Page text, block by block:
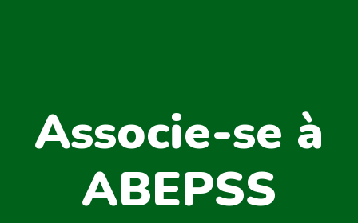
Associe-se à
ABEPSS